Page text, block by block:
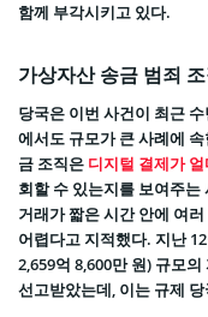
함께 부각시키고 있다.
가상자산 송금 범죄
당국은 이번 사건이 최근
에서도 규모가 큰 사례에
금 조직은 디지털 결제가
회할 수 있는지를 보여주
거래가 짧은 시간 안에 여
어렵다고 지적했다. 지난
2,659억 8,600만 원) 규모
선고받았는데, 이는 규제